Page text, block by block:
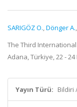
SARIGÖZ O.,Dönger A.,
The Third
Adana, Türkiye, 22 -
Yayın Türü: Bildiri